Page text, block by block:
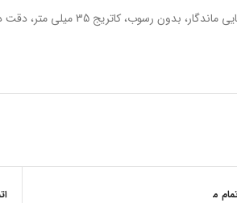
شیر حمام توکار مدل مارینو تیپ 4، رنگ مشکی،
م